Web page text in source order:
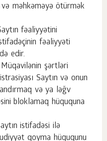
məhkəməyə ötürmək
fəaliyyətini
fəaliyyəti
edir.
şərtləri
Saytın və onun
və ya ləğv
bloklamaq hüququna
istifadəsi ilə
qoyma hüququnu